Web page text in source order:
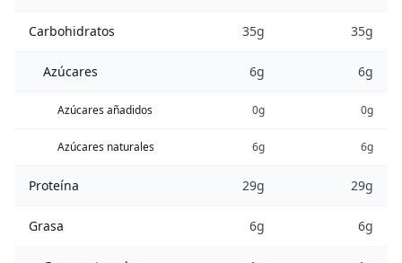
Carbohidratos 35g 35g
Azúcares 6g 6g
Azúcares añadidos 0g 0g
Azúcares naturales 6g 6g
Proteína 29g 29g
Grasa 6g 6g